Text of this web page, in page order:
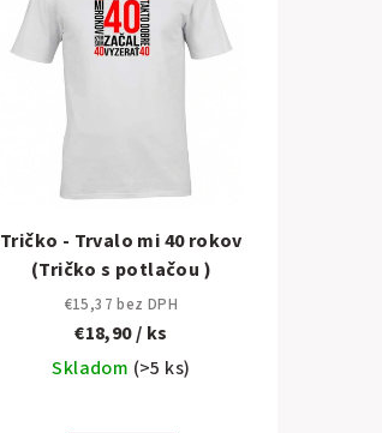
Tričko - Trvalo mi 40 rokov
(Tričko s potlačou )
€15,37 bez DPH
€18,90/ ks
Skladom (>5 ks)